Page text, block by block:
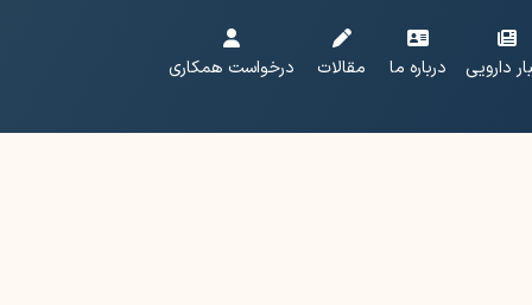
دارویی درباره ما مقالات درخواست همکاری